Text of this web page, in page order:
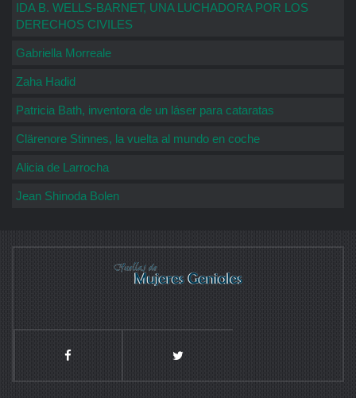
IDA B. WELLS-BARNET, UNA LUCHADORA POR LOS
DERECHOS CIVILES
Gabriella Morreale
Zaha Hadid
Patricia Bath, inventora de un láser para cataratas
Clärenore Stinnes, la vuelta al mundo en coche
Alicia de Larrocha
Jean Shinoda Bolen